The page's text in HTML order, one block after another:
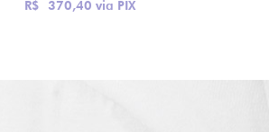
R$ 370,40 via PIX